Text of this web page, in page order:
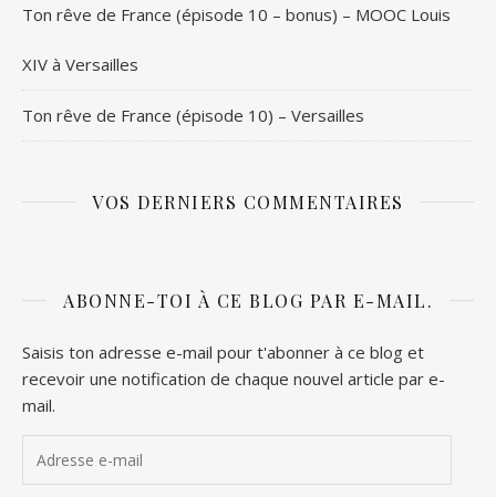
Ton rêve de France (épisode 10 – bonus) – MOOC Louis
XIV à Versailles
Ton rêve de France (épisode 10) – Versailles
VOS DERNIERS COMMENTAIRES
ABONNE-TOI À CE BLOG PAR E-MAIL.
Saisis ton adresse e-mail pour t'abonner à ce blog et
recevoir une notification de chaque nouvel article par e-
mail.